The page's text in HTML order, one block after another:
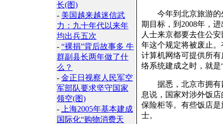
长(图)
- 美国越来越迷信武
力：九十年代以来年
均出兵五次
- “裸捐”背后故事多 牛
群副县长两年做了什
么？
- 金正日视察人民军空
军部队要求坚守国家
领空(图)
-
上海2005年基本建成
国际化“购物消费天
今年到北京旅游的
期目标，到2008年，
人士来京都要去住公
年这个规定将被废止
计算机网络可提供所
络系统建成之时，就
据悉，北京市拥有
息说，国家对涉外饭
保险柜等。有些饭店
士。